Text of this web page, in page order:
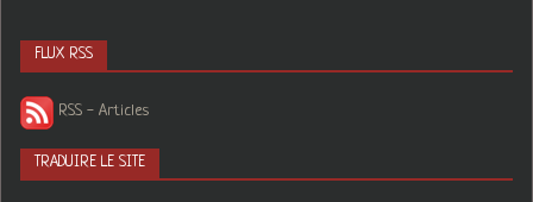
FLUX RSS
RSS - Articles
TRADUIRE LE SITE